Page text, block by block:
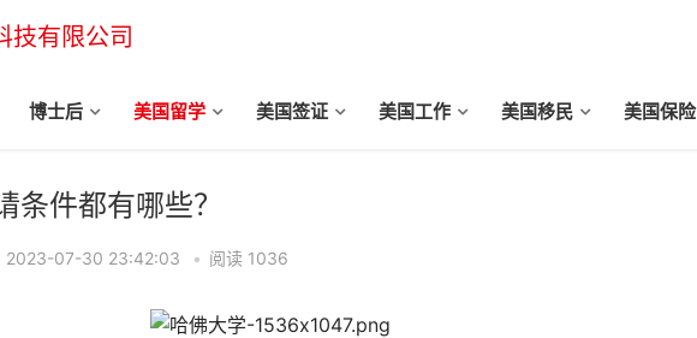
博士后 美国留学 美国签证 美国工作 美国移民 美国保险
科
条件都有哪些？
2023-07-30 23:42:03 • 阅读 1036